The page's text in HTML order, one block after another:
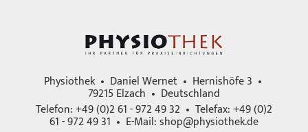
Physiothek • Daniel Wernet • Hernishöfe 3 •
79215 Elzach • Deutschland
Telefon: +49 (0)2 61 - 972 49 32 • Telefax: +49 (0)2
61 - 972 49 31 • E-Mail:shop@physiothek.de